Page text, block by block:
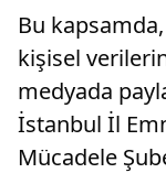
Bu kapsamda,
kişisel
medyada
İstanbul İl
Mücadele